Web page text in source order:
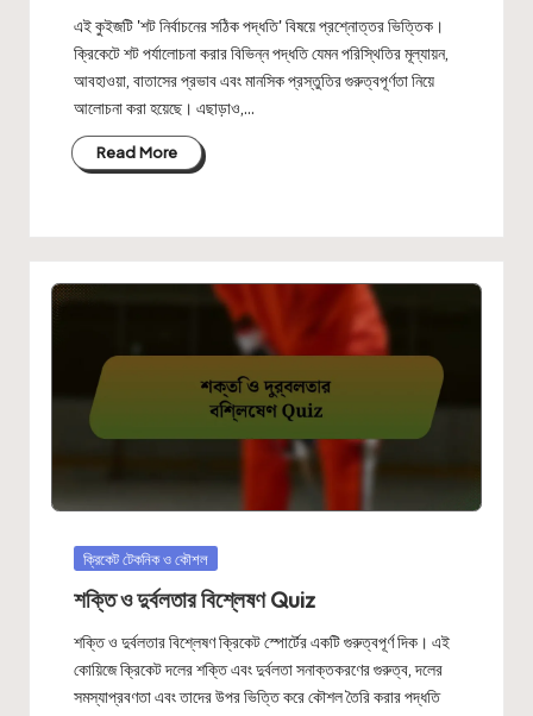
এই কুইজটি 'শট নির্বাচনের সঠিক পদ্ধতি' বিষয়ে প্রশ্নোত্তর ভিত্তিক।
ক্রিকেটে শট পর্যালোচনা করার বিভিন্ন পদ্ধতি যেমন পরিস্থিতির মূল্যায়ন,
আবহাওয়া, বাতাসের প্রভাব এবং মানসিক প্রস্তুতির গুরুত্বপূর্ণতা নিয়ে
আলোচনা করা হয়েছে। এছাড়াও,…
Read More
Posted
ক্রিকেট টেকনিক ও কৌশল
শক্তি ও দুর্বলতার বিশ্লেষণ Quiz
শক্তি ও দুর্বলতার বিশ্লেষণ ক্রিকেট স্পোর্টের একটি গুরুত্বপূর্ণ দিক। এই
কোয়িজে ক্রিকেট দলের শক্তি এবং দুর্বলতা সনাক্তকরণের গুরুত্ব, দলের
সমস্যাপ্রবণতা এবং তাদের উপর ভিত্তি করে কৌশল তৈরি করার পদ্ধতি